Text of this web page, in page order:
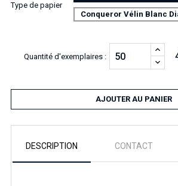
Type de papier
Conqueror Vélin Blanc
Quantité d'exemplaires :
AJOUTER AU PANIER
DESCRIPTION CONTACT